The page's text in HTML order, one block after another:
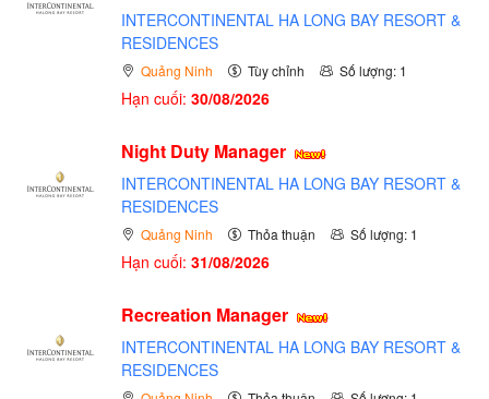
INTERCONTINENTAL HA LONG BAY RESORT &
RESIDENCES
Quảng Ninh Tùy chỉnh Số lượng: 1
Hạn cuối: 30/08/2026
Night Duty Manager
INTERCONTINENTAL HA LONG BAY RESORT &
RESIDENCES
Quảng Ninh Thỏa thuận Số lượng: 1
Hạn cuối: 31/08/2026
Recreation Manager
INTERCONTINENTAL HA LONG BAY RESORT &
RESIDENCES